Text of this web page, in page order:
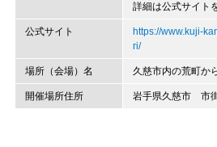
詳細は公式サイト
公式サイト
https://www.kuji-
ri/
場所（会場）名 久慈市内の荒町か
開催場所住所 岩手県久慈市 市